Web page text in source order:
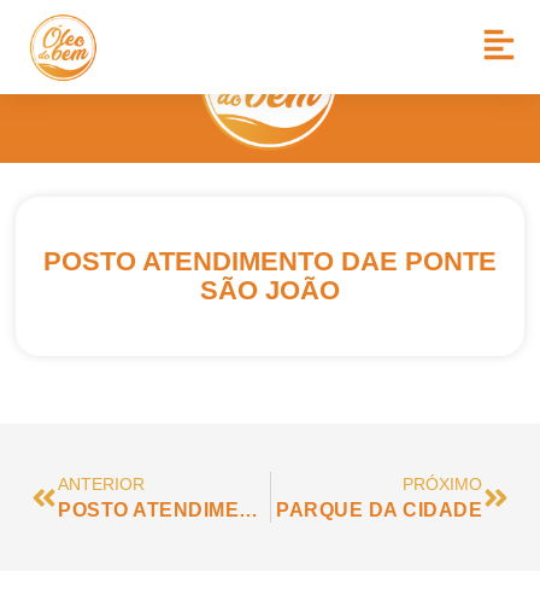
POSTO ATENDIMENTO DAE PONTE
SÃO JOÃO
ANTERIOR
POSTO ATENDIMENTO DAE ELOY
PRÓXIMO
PARQUE DA CIDADE